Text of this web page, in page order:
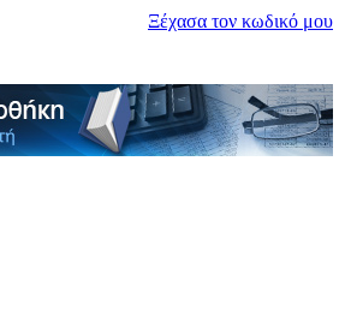
Ξέχασα τον κωδικό μου